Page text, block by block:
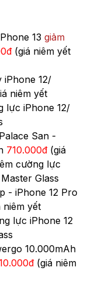
13 giảm
(giá niêm yết
iPhone 12/
niêm yết
lực iPhone 12/
San -
710.000đ(giá
cường lực
Glass
- iPhone 12 Pro
yết
lực iPhone 12
10.000mAh
(giá niêm